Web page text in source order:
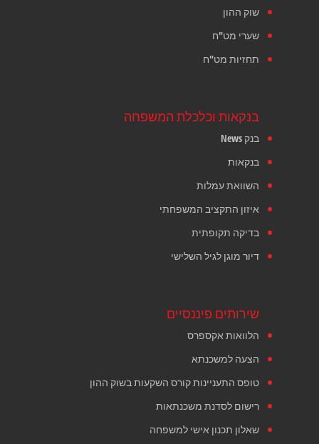
שוק ההון
שערי מט"ח
תחזיות מט"ח
בנקאות וכלכלת המשפחה
בנק News
בנקאות
השוואת עמלות
איזון התקציב המשפחתי
בדיקה תקופתית
דיור מוגן לגיל השלישי
שירותים פיננסיים
הלוואות אקספרס
הצעה למשכנתא
טופס התעניינות קורס השקעות בשוק ההון
רישום לסדנת משכנתאות
שאלון תכנון אישי למשפחה